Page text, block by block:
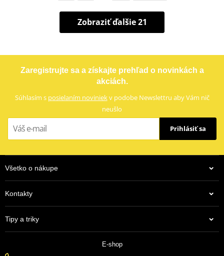
Zobraziť ďalšie 21
Zaregistrujte sa a získajte prehľad o novinkách a
akciách.
Súhlasím s posielaním noviniekv podobe Newslettru aby Vám nič
neušlo
Prihlásiť sa
Všetko o nákupe
Kontakty
Tipy a triky
E-shop